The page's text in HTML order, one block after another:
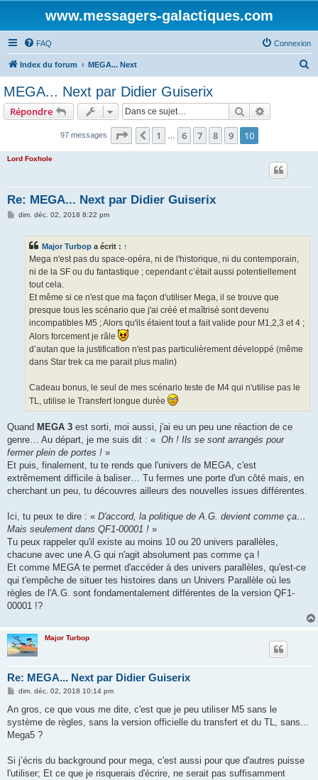
www.messagers-galactiques.com
FAQ Connexion
Index du forum MEGA... Next
MEGA... Next par Didier Guiserix
Répondre Rechercher
97 messages Page 10 sur 10
Précédente
1 6 7 8 9 10
Lord Foxhole
Re: MEGA... Next par Didier Guiserix
Mdim. déc. 02, 2018 8:22 pm
Major Turbop a écrit : ↑
Mega n'est pas du space-opéra, ni de l'historique, ni du contemporain,
ni de la SF ou du fantastique ; cependant c’était aussi potentiellement
tout cela.
Et même si ce n'est que ma façon d'utiliser Mega, il se trouve que
presque tous les scénario que j'ai créé et maîtrisé sont devenu
incompatibles M5 ; Alors qu'ils étaient tout a fait valide pour M1,2,3 et 4 ;
Alors forcement je râle
d’autan que la justification n'est pas particulièrement développé (même
dans Star trek ca me parait plus malin)
Cadeau bonus, le seul de mes scénario teste de M4 qui n'utilise pas le
TL, utilise le Transfert longue durée
Quand MEGA 3 est sorti, moi aussi, j'ai eu un peu une réaction de ce
genre… Au départ, je me suis dit : « Oh ! Ils se sont arrangés pour
fermer plein de portes ! »
Et puis, finalement, tu te rends que l'univers de MEGA, c'est
extrêmement difficile à baliser… Tu fermes une porte d'un côté mais, en
cherchant un peu, tu découvres ailleurs des nouvelles issues différentes.
Ici, tu peux te dire : « D'accord, la politique de A.G. devient comme ça…
Mais seulement dans QF1-00001 ! »
Tu peux rappeler qu'il existe au moins 10 ou 20 univers parallèles,
chacune avec une A.G qui n'agit absolument pas comme ça !
Et comme MEGA te permet d'accéder à des univers parallèles, qu'est-ce
qui t'empêche de situer tes histoires dans un Univers Parallèle où les
règles de l'A.G. sont fondamentalement différentes de la version QF1-
00001 !?
Major Turbop
Re: MEGA... Next par Didier Guiserix
M
s
a
g
dim. déc. 02, 2018 10:14 pm
An gros, ce que vous me dite, c'est que je peu utiliser M5 sans le
système de règles, sans la version officielle du transfert et du TL, sans...
Mega5 ?
Si j’écris du background pour mega, c'est aussi pour que d'autres puisse
l'utiliser; Et ce que je risquerais d'écrire, ne serait pas suffisamment